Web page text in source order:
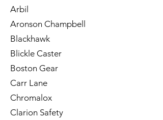
Arbil
Aronson Champbell
Blackhawk
Blickle Caster
Boston Gear
Carr Lane
Chromalox
Clarion Safety